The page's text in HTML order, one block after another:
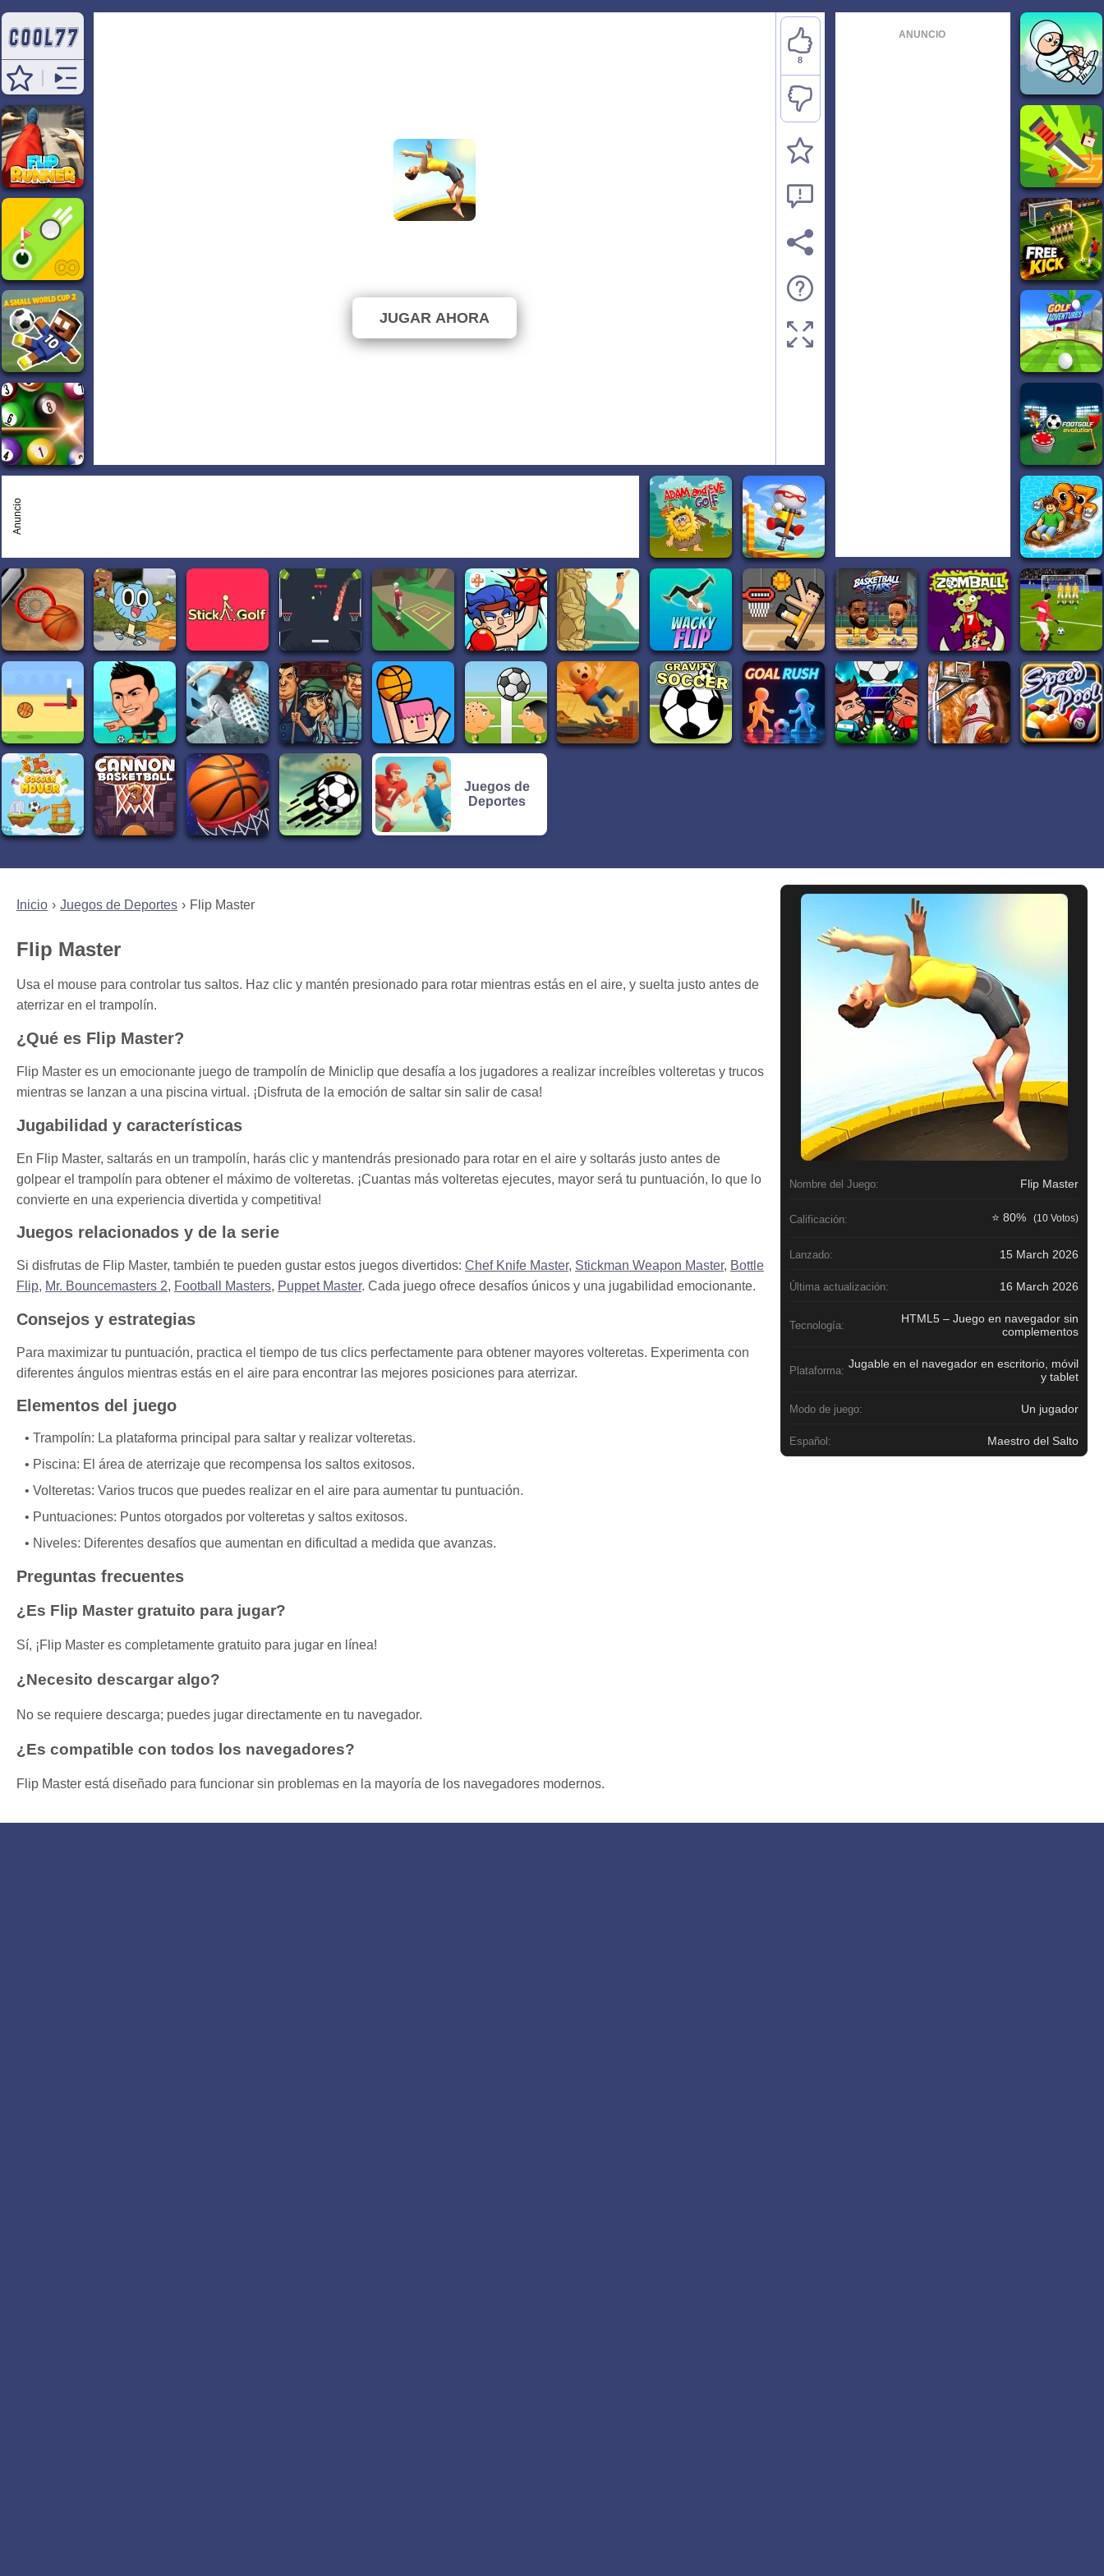
Inicio Juegos de Deportes Flip Master
Flip Master
Usa el mouse para controlar tus saltos. Haz clic y mantén presionado para rotar mientras estás en el aire, y suelta justo antes de
aterrizar en el trampolín.
¿Qué es Flip Master?
Flip Master es un emocionante juego de trampolín de Miniclip que desafía a los jugadores a realizar increíbles volteretas y trucos
mientras se lanzan a una piscina virtual. ¡Disfruta de la emoción de saltar sin salir de casa!
Jugabilidad y características
En Flip Master, saltarás en un trampolín, harás clic y mantendrás presionado para rotar en el aire y soltarás justo antes de
golpear el trampolín para obtener el máximo de volteretas. ¡Cuantas más volteretas ejecutes, mayor será tu puntuación, lo que lo
convierte en una experiencia divertida y competitiva!
Juegos relacionados y de la serie
Si disfrutas de Flip Master, también te pueden gustar estos juegos divertidos: Chef Knife Master, Stickman Weapon Master, Bottle
Flip, Mr. Bouncemasters 2, Football Masters, Puppet Master. Cada juego ofrece desafíos únicos y una jugabilidad emocionante.
Consejos y estrategias
Para maximizar tu puntuación, practica el tiempo de tus clics perfectamente para obtener mayores volteretas. Experimenta con
diferentes ángulos mientras estás en el aire para encontrar las mejores posiciones para aterrizar.
Elementos del juego
Trampolín: La plataforma principal para saltar y realizar volteretas.
Piscina: El área de aterrizaje que recompensa los saltos exitosos.
Volteretas: Varios trucos que puedes realizar en el aire para aumentar tu puntuación.
Puntuaciones: Puntos otorgados por volteretas y saltos exitosos.
Niveles: Diferentes desafíos que aumentan en dificultad a medida que avanzas.
Preguntas frecuentes
¿Es Flip Master gratuito para jugar?
Sí, ¡Flip Master es completamente gratuito para jugar en línea!
¿Necesito descargar algo?
No se requiere descarga; puedes jugar directamente en tu navegador.
¿Es compatible con todos los navegadores?
Flip Master está diseñado para funcionar sin problemas en la mayoría de los navegadores modernos.
Nombre del Juego: Flip Master
Calificación: ⭐ 80% (10 Votos)
Lanzado: 15 March 2026
Última actualización: 16 March 2026
Tecnología:
HTML5 – Juego en navegador sin
complementos
Plataforma: Jugable en el navegador en escritorio, móvil
y tablet
Modo de juego: Un jugador
Español: Maestro del Salto
JUGAR AHORA
8
Anuncio
ANUNCIO
Juegos de
Deportes